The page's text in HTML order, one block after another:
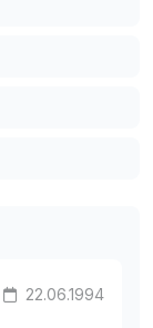
22.06.1994